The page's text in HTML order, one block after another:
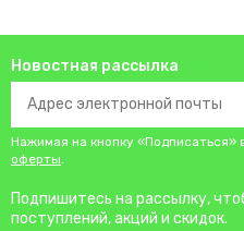
Новостная рассылка
Нажимая на кнопку «Подписаться»
оферты.
Подпишитесь на рассылку,
поступлений, акций и скидок.